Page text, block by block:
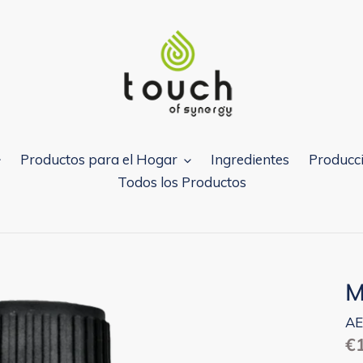
Productos para el Hogar Ingredientes
Todos los Productos